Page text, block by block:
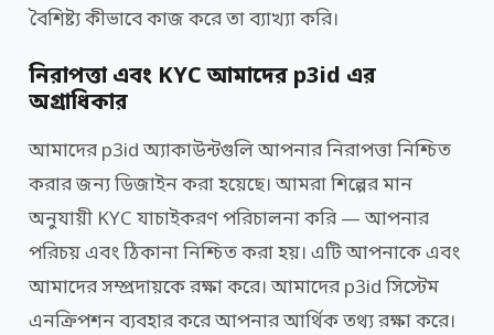
বৈশিষ্ট্য কীভাবে কাজ করে তা ব্যাখ্যা করি।
নিরাপত্তা এবং KYC আমাদের p3id এর
অগ্রাধিকার
আমাদের p3id অ্যাকাউন্টগুলি আপনার নিরাপত্তা নিশ্চিত
করার জন্য ডিজাইন করা হয়েছে। আমরা শিল্পের মান
অনুযায়ী KYC যাচাইকরণ পরিচালনা করি — আপনার
পরিচয় এবং ঠিকানা নিশ্চিত করা হয়। এটি আপনাকে এবং
আমাদের সম্প্রদায়কে রক্ষা করে। আমাদের p3id সিস্টেম
এনক্রিপশন ব্যবহার করে আপনার আর্থিক তথ্য রক্ষা করে।